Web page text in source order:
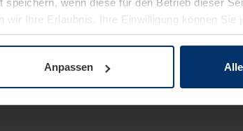
wenn diese für den Betrieb dieser
Ihre Erlaubnis. Ihre Einwilligung können Sie
unserer Website ändern oder widerrufen.
Anpassen